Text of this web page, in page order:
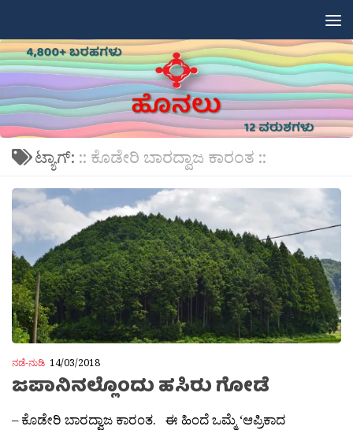
ಟ್ಯಾಗ್: :: ಕೊಡೇರಿ ಬಾರದ್ವಾಜ ಕಾರಂತ ::
ನಡೆ-ನುಡಿ 14/03/2018
ಜಪಾನಿನಲ್ಲೊಂದು ಹಸಿರು ಗೋಡೆ
– ಕೊಡೇರಿ ಬಾರದ್ವಾಜ ಕಾರಂತ. ಈ ಹಿಂದೆ ಒಮ್ಮೆ ‘ಆಪ್ರಿಕಾದ